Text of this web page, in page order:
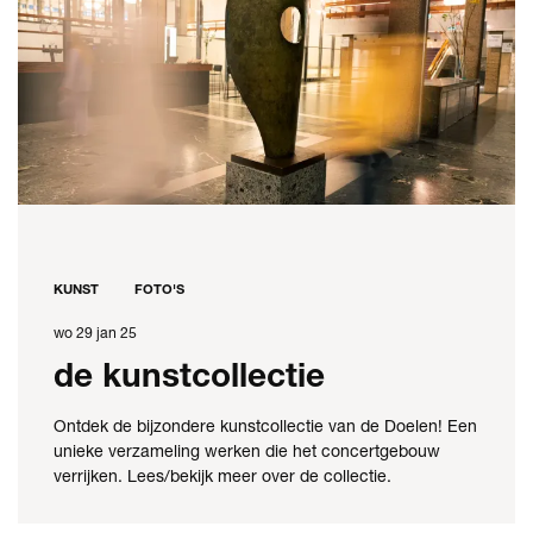
wo 29 jan 25
de kunstcollectie
Ontdek de bijzondere kunstcollectie van de Doelen! Een
unieke verzameling werken die het concertgebouw
verrijken. Lees/bekijk meer over de collectie.
KUNST FOTO'S